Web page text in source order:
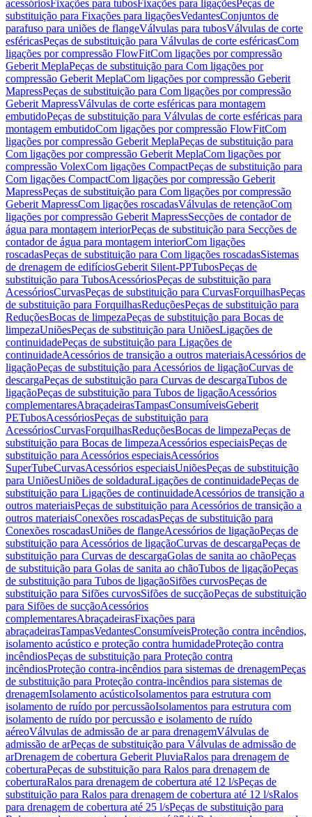
acessóriosFixações para tubosFixações para ligaçõesPeças de
substituição para Fixações para ligaçõesVedantesConjuntos de
parafuso para uniões de flangeVálvulas para tubosVálvulas de corte
esféricasPeças de substituição para Válvulas de corte esféricasCom
ligações por compressão FlowFitCom ligações por compressão
Geberit MeplaPeças de substituição para Com ligações por
compressão Geberit MeplaCom ligações por compressão Geberit
MapressPeças de substituição para Com ligações por compressão
Geberit MapressVálvulas de corte esféricas para montagem
embutidoPeças de substituição para Válvulas de corte esféricas para
montagem embutidoCom ligações por compressão FlowFitCom
ligações por compressão Geberit MeplaPeças de substituição para
Com ligações por compressão Geberit MeplaCom ligações por
compressão VolexCom ligações CompactPeças de substituição para
Com ligações CompactCom ligações por compressão Geberit
MapressPeças de substituição para Com ligações por compressão
Geberit MapressCom ligações roscadasVálvulas de retençãoCom
ligações por compressão Geberit MapressSecções de contador de
água para montagem interiorPeças de substituição para Secções de
contador de água para montagem interiorCom ligações
roscadasPeças de substituição para Com ligações roscadasSistemas
de drenagem de edifíciosGeberit Silent-PPTubosPeças de
substituição para TubosAcessóriosPeças de substituição para
AcessóriosCurvasPeças de substituição para CurvasForquilhasPeças
de substituição para ForquilhasReduçõesPeças de substituição para
ReduçõesBocas de limpezaPeças de substituição para Bocas de
limpezaUniõesPeças de substituição para UniõesLigações de
continuidadePeças de substituição para Ligações de
continuidadeAcessórios de transição a outros materiaisAcessórios de
ligaçãoPeças de substituição para Acessórios de ligaçãoCurvas de
descargaPeças de substituição para Curvas de descargaTubos de
ligaçãoPeças de substituição para Tubos de ligaçãoAcessórios
complementaresAbraçadeirasTampasConsumíveisGeberit
PETubosAcessóriosPeças de substituição para
AcessóriosCurvasForquilhasReduçõesBocas de limpezaPeças de
substituição para Bocas de limpezaAcessórios especiaisPeças de
substituição para Acessórios especiaisAcessórios
SuperTubeCurvasAcessórios especiaisUniõesPeças de substituição
para UniõesUniões de soldaduraLigações de continuidadePeças de
substituição para Ligações de continuidadeAcessórios de transição a
outros materiaisPeças de substituição para Acessórios de transição a
outros materiaisConexões roscadasPeças de substituição para
Conexões roscadasUniões de flangeAcessórios de ligaçãoPeças de
substituição para Acessórios de ligaçãoCurvas de descargaPeças de
substituição para Curvas de descargaGolas de sanita ao chãoPeças
de substituição para Golas de sanita ao chãoTubos de ligaçãoPeças
de substituição para Tubos de ligaçãoSifões curvosPeças de
substituição para Sifões curvosSifões de sucçãoPeças de substituição
para Sifões de sucçãoAcessórios
complementaresAbraçadeirasFixações para
abraçadeirasTampasVedantesConsumíveisProteção contra incêndios,
isolamento acústico e proteção contra humidadeProteção contra
incêndiosPeças de substituição para Proteção contra
incêndiosProteção contra-incêndios para sistemas de drenagemPeças
de substituição para Proteção contra-incêndios para sistemas de
drenagemIsolamento acústicoIsolamentos para estrutura com
isolamento de ruído por percussãoIsolamentos para estrutura com
isolamento de ruído por percussão e isolamento de ruído
aéreoVálvulas de admissão de ar para drenagemVálvulas de
admissão de arPeças de substituição para Válvulas de admissão de
arDrenagem de cobertura Geberit PluviaRalos para drenagem de
coberturaPeças de substituição para Ralos para drenagem de
coberturaRalos para drenagem de cobertura até 12 l/sPeças de
substituição para Ralos para drenagem de cobertura até 12 l/sRalos
para drenagem de cobertura até 25 l/sPeças de substituição para